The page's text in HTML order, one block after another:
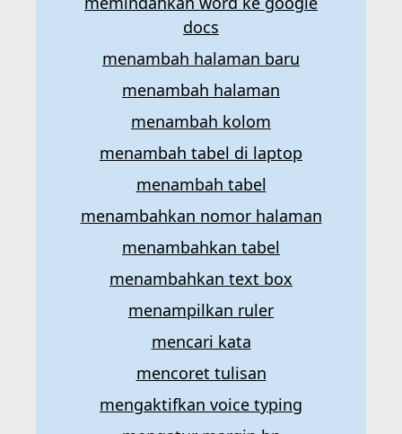
docs
menambah halaman baru
menambah halaman
menambah kolom
menambah tabel di laptop
menambah tabel
menambahkan nomor halaman
menambahkan tabel
menambahkan text box
menampilkan ruler
mencari kata
mencoret tulisan
mengaktifkan voice typing